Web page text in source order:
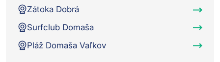
Zátoka Dobrá
Surfclub Domaša
Pláž Domaša Vaľkov